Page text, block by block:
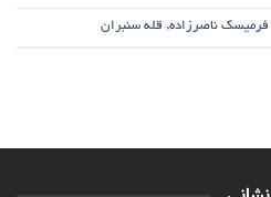
فرمیسک ناصرزاده, قله سنبران